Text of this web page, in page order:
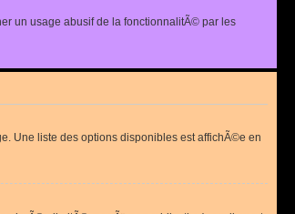
un usage abusif de la fonctionnalitÃ© par les
Une liste des options disponibles est affichÃ©e en